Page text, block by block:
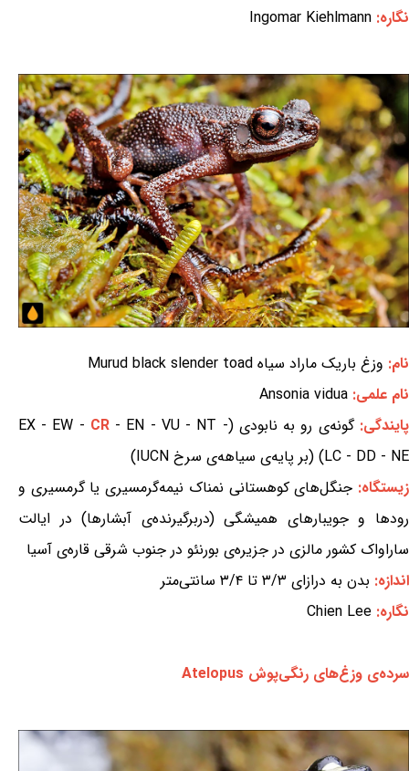
نگاره: Ingomar Kiehlmann
نام: وزغ باریک ماراد سیاه Murud black slender toad
نام علمی: Ansonia vidua
پایندگی:گونه‌ی رو به نابودی (EX - EW - CR - EN - VU - NT -
LC - DD - NE) (بر پایه‌ی سیاهه‌ی سرخ IUCN)
زیستگاه: جنگل‌های کوهستانی نمناک نیمه‌گرمسیری یا گرمسیری و
رودها و جویبارهای همیشگی (دربرگیرنده‌ی آبشارها) در ایالت
ساراواک کشور مالزی در جزیره‌ی بورنئو در جنوب شرقی قاره‌ی آسیا
اندازه: بدن به درازای ۳/۳ تا ۳/۴ سانتی‌متر
نگاره: Chien Lee
سرده‌ی وزغ‌های رنگی‌پوش Atelopus